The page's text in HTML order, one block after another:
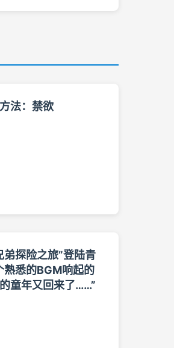
法：禁欲
弟探险之旅”登陆青
熟悉的BGM响起的
童年又回来了……”